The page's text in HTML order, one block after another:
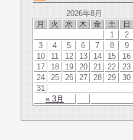
2026年8月
月
火 水 木 金 土 日
« 3月
1
2
3
4 5 6 7 8
9
10
11 12 13 14 15
16
17
18 19 20 21 22
23
24
25 26 27 28 29
30
31